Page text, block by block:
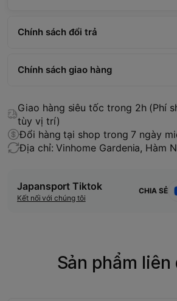
Chính sách đổi trả
Chính sách giao hàng
Giao hàng siêu tốc trong 2h (Phí
tùy vị trí)
Đổi hàng tại shop trong 7 ngày
Địa chỉ: Vinhome Gardenia, Hàm
Japansport Tiktok
Kết nối với chúng tôi
CHIA SẺ
Sản phẩm liên